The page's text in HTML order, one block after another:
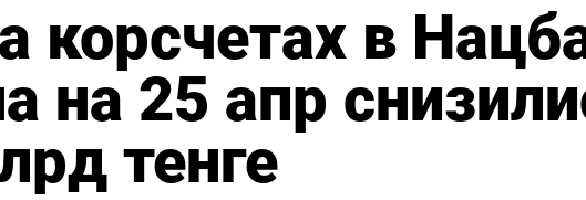
корсчетах в
на 25 апр
тенге